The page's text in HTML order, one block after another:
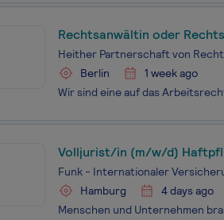
Rechtsanwältin oder
Heither Partnerschaft von
Berlin
1 week ago
Volljurist/in (m/w/d)
Funk - Internationaler
Hamburg
4 days ago